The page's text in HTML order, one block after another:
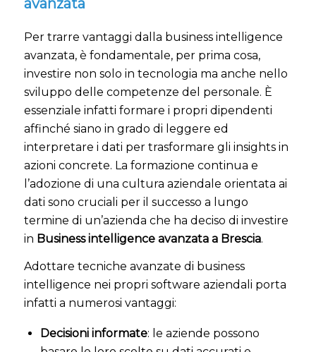
avanzata
Per trarre vantaggi dalla business intelligence
avanzata, è fondamentale, per prima cosa,
investire non solo in tecnologia ma anche nello
sviluppo delle competenze del personale. È
essenziale infatti formare i propri dipendenti
affinché siano in grado di leggere ed
interpretare i dati per trasformare gli insights in
azioni concrete. La formazione continua e
l’adozione di una cultura aziendale orientata ai
dati sono cruciali per il successo a lungo
termine di un’azienda che ha deciso di investire
in Business intelligence avanzata a Brescia.
Adottare tecniche avanzate di business
intelligence nei propri software aziendali porta
infatti a numerosi vantaggi:
Decisioni informate: le aziende possono